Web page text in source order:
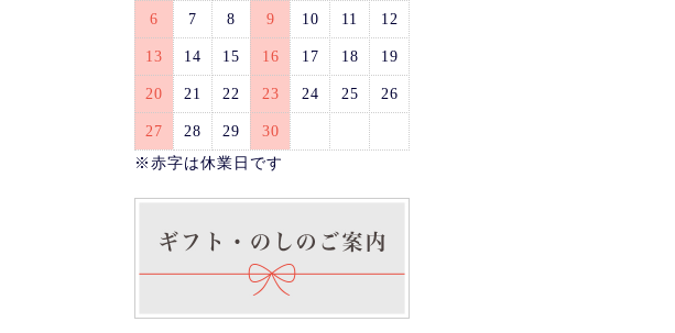
6 7 8 9 10 11 12
13 14 15 16 17 18 19
20 21 22 23 24 25 26
27 28 29
30
※赤字は休業日です